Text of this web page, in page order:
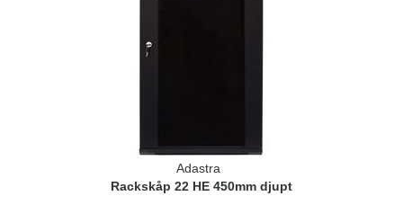
Adastra
Rackskåp 22 HE 450mm djupt